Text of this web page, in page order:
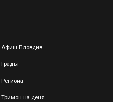
Афиш Пловдив
Градът
Региона
Тримон на деня